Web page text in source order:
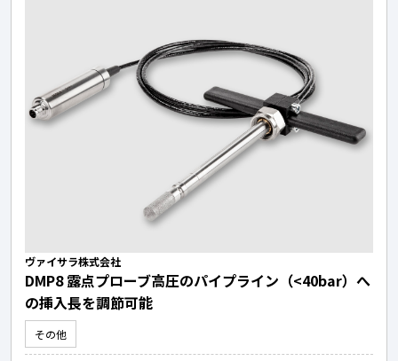
ヴァイサラ株式会社
DMP8 露点プローブ高圧のパイプライン（<40bar）へ
の挿入長を調節可能
その他